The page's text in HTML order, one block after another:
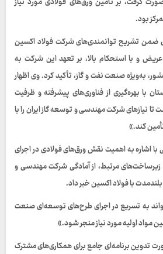
بود.
تشریح توانمندی‌های شرکت فولاد اکسین
و با استحکام بالا، بر تعهد این شرکت به
به‌ویژه صنعت نفت و گاز، تأکید کرد. وی اظهار
با بهره‌گیری از فناوری‌های پیشرفته و ظرفیت
تا نیازهای شرکت مهندسی و توسعه گاز ایران را با
کند.»
اشاره به اهمیت نقش ورق‌های فولادی در اجرای
زیرساخت‌های مرتبط، از آمادگی شرکت مهندسی و
با فولاد اکسین خبر داد.
به تسریع در اجرای طرح‌های توسعه‌ای صنعت
مواد اولیه مورد نیاز منجر شود.»
تدوین برنامه‌ای جامع برای همکاری‌های مشترک